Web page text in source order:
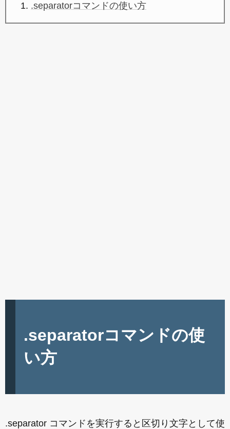
.separatorコマンドの使い方
.separatorコマンドの使
い方
.separator コマンドを実行すると区切り文字として使